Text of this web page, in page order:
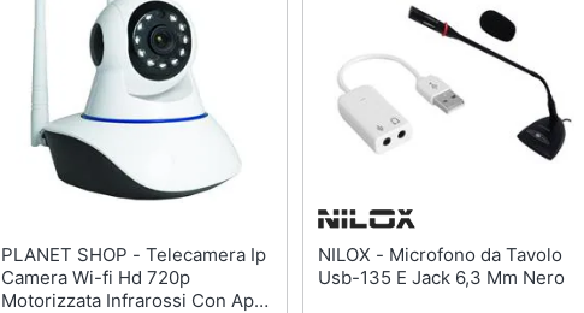
PLANET SHOP - Telecamera Ip
Camera Wi-fi Hd 720p
Motorizzata Infrarossi Con App
NILOX - Microfono da Tavolo
Usb-135 E Jack 6,3 Mm Nero